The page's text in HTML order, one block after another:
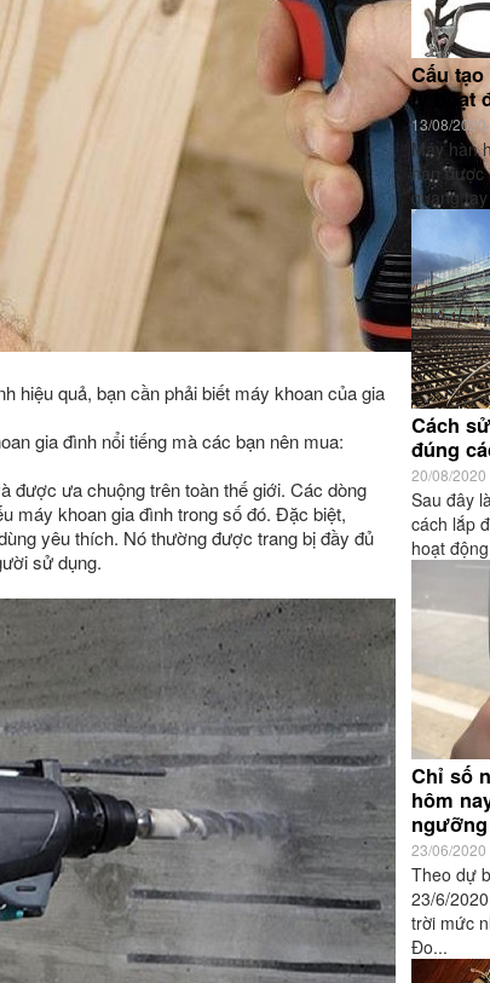
hiệu quả, bạn cần phải biết máy khoan của gia
gia đình nổi tiếng mà các bạn nên mua:
được ưa chuộng trên toàn thế giới. Các dòng
máy khoan gia đình trong số đó. Đặc biệt,
yêu thích. Nó thường được trang bị đầy đủ
sử dụng.
Cấu
lý hoạt
13/08/2020
Máy hàn
hàn được
quang
Cách
đúng
20/08/2020
Sau đây
cách lắp
hoạt
Chỉ số
hôm
23/06/2020
Theo dự
23/6/
trời mức
Đo...